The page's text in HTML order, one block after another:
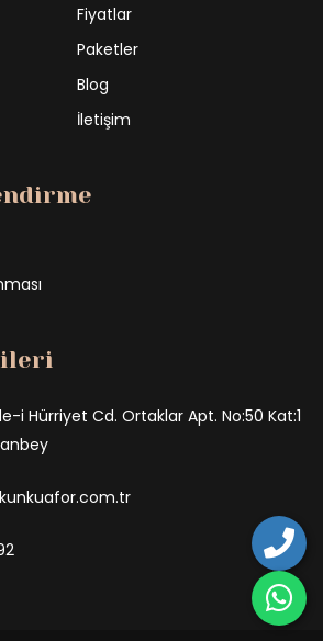
Fiyatlar
Paketler
Blog
İletişim
i Hürriyet Cd. Ortaklar Apt. No:50 Kat:1